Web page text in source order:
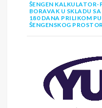
ŠENGEN KALKULATOR-
BORAVAK U SKLADU
180 DANA PRILIKOM
ŠENGENSKOG